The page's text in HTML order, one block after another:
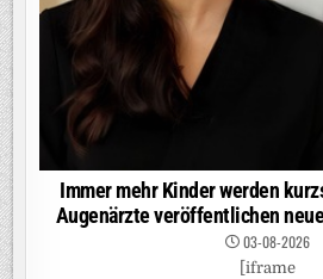
Immer mehr Kinder werden
Augenärzte veröffentlichen
03-08-2026
[iframe